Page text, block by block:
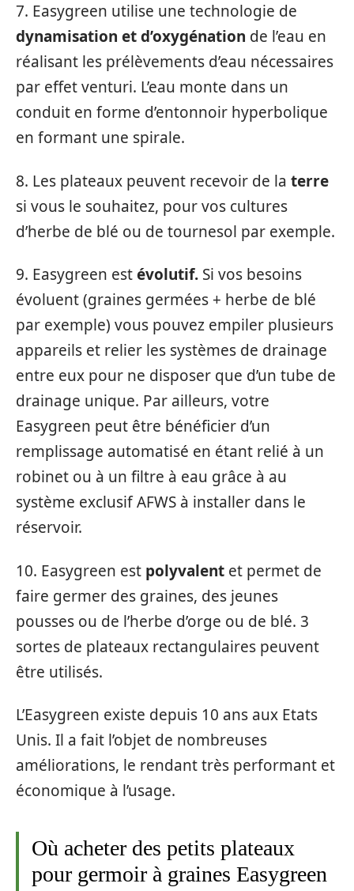
7. Easygreen utilise une technologie de
dynamisation et d’oxygénation de l’eau en
réalisant les prélèvements d’eau nécessaires
par effet venturi. L’eau monte dans un
conduit en forme d’entonnoir hyperbolique
en formant une spirale.
8. Les plateaux peuvent recevoir de la terre
si vous le souhaitez, pour vos cultures
d’herbe de blé ou de tournesol par exemple.
9. Easygreen estévolutif. Si vos besoins
évoluent (graines germées + herbe de blé
par exemple) vous pouvez empiler plusieurs
appareils et relier les systèmes de drainage
entre eux pour ne disposer que d’un tube de
drainage unique. Par ailleurs, votre
Easygreen peut être bénéficier d’un
remplissage automatisé en étant relié à un
robinet ou à un filtre à eau grâce à au
système exclusif AFWS à installer dans le
réservoir.
10. Easygreen est polyvalent et permet de
faire germer des graines, des jeunes
pousses ou de l’herbe d’orge ou de blé. 3
sortes de plateaux rectangulaires peuvent
être utilisés.
L’Easygreen existe depuis 10 ans aux Etats
Unis. Il a fait l’objet de nombreuses
améliorations, le rendant très performant et
économique à l’usage.
Où acheter des petits plateaux
pour germoir à graines Easygreen